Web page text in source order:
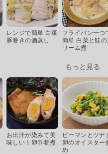
レンジで簡単 白菜
豚巻きの酒蒸し
フライパン一つ
簡単 白菜と鮭
リーム煮
もっと見る
お出汁が染みて美
味しい！卵巾着煮
ピーマンとツナ
卵のオイスター
め